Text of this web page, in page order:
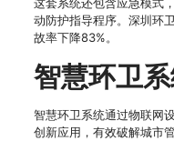
这套系统还包含应急模式
动防护指导程序。深圳环
故率下降83%。
智慧环卫
智慧环卫系统通过物联网
创新应用，有效破解城市